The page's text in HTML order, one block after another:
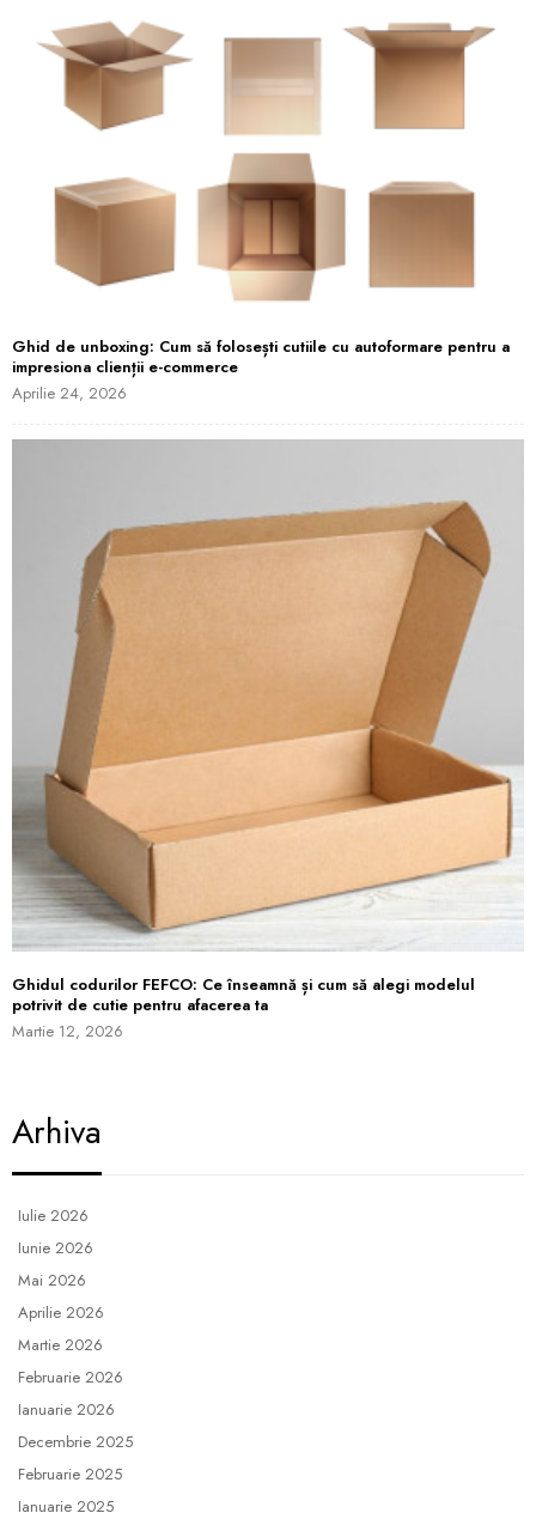
Ghid de unboxing: Cum să folosești cutiile cu autoformare pentru a
impresiona clienții e-commerce
Aprilie 24, 2026
Ghidul codurilor FEFCO: Ce înseamnă și cum să alegi modelul
potrivit de cutie pentru afacerea ta
Martie 12, 2026
Arhiva
Iulie 2026
Iunie 2026
Mai 2026
Aprilie 2026
Martie 2026
Februarie 2026
Ianuarie 2026
Decembrie 2025
Februarie 2025
Ianuarie 2025